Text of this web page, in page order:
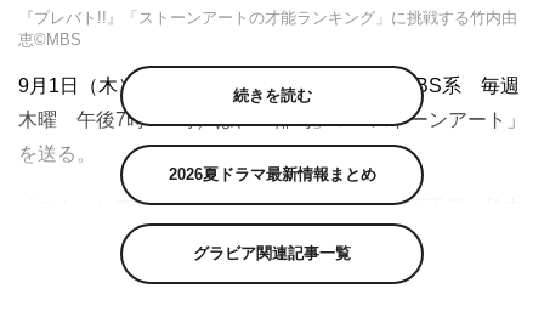
『プレバト!!』「ストーンアートの才能ランキング」に挑戦する竹内由
恵©MBS
9月1日（木）放送の『プレバト!!』（MBS／TBS系 毎週
木曜 午後7時～8時）は、「俳句」＆「ストーンアート」
を送る。
「ストーンアートの才能ランキング」は、近藤千尋、竹内
由恵、中川翔子、村上佳菜子、横澤夏子が挑戦。河原に落
ちている石にペイントして作るアート査定の第2弾は、女
続きを読む
2026夏ドラマ最新情報まとめ
グラビア関連記事一覧